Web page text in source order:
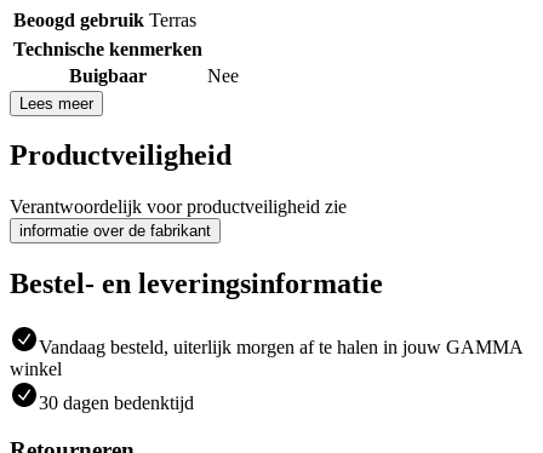
Beoogd gebruik Terras
Technische kenmerken
Buigbaar
Nee
Lees meer
Productveiligheid
Verantwoordelijk voor productveiligheid zie
informatie over de fabrikant
Bestel- en leveringsinformatie
Vandaag besteld, uiterlijk morgen af te halen in jouw GAMMA
winkel
30 dagen bedenktijd